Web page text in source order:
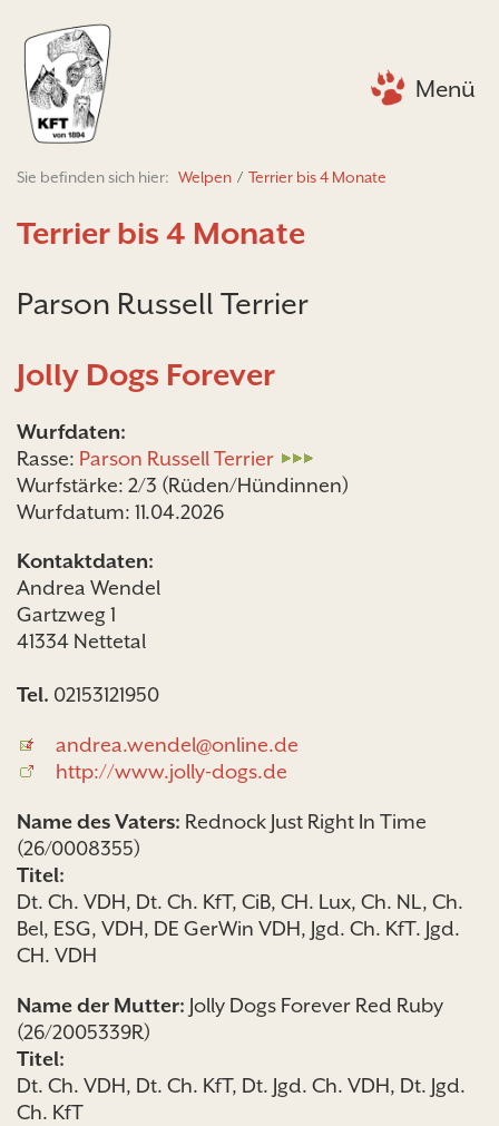
Menü
Sie befinden sich hier: Welpen / Terrier bis 4 Monate
Terrier bis 4 Monate
Parson Russell Terrier
Jolly Dogs Forever
Wurfdaten:
Rasse: Parson Russell Terrier
Wurfstärke: 2/3 (Rüden/Hündinnen)
Wurfdatum: 11.04.2026
Kontaktdaten:
Andrea Wendel
Gartzweg 1
41334 Nettetal
Tel. 02153121950
andrea.wendel@online.de
http://www.jolly-dogs.de
Name des Vaters: Rednock Just Right In Time
(26/0008355)
Titel:
Dt. Ch. VDH, Dt. Ch. KfT, CiB, CH. Lux, Ch. NL, Ch.
Bel, ESG, VDH, DE GerWin VDH, Jgd. Ch. KfT. Jgd.
CH. VDH
Name der Mutter: Jolly Dogs Forever Red Ruby
(26/2005339R)
Titel:
Dt. Ch. VDH, Dt. Ch. KfT, Dt. Jgd. Ch. VDH, Dt. Jgd.
Ch. KfT